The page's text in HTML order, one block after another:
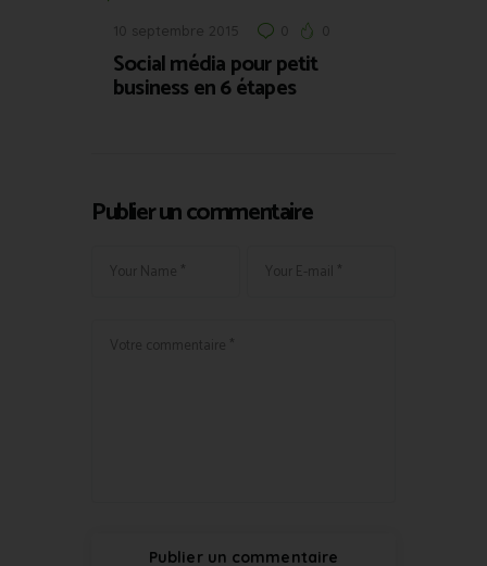
10 septembre 2015 0 0
Social média pour petit
business en 6 étapes
Publier un commentaire